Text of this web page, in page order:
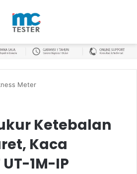
Meter
Ketebalan
Kaca
UT-1M-IP